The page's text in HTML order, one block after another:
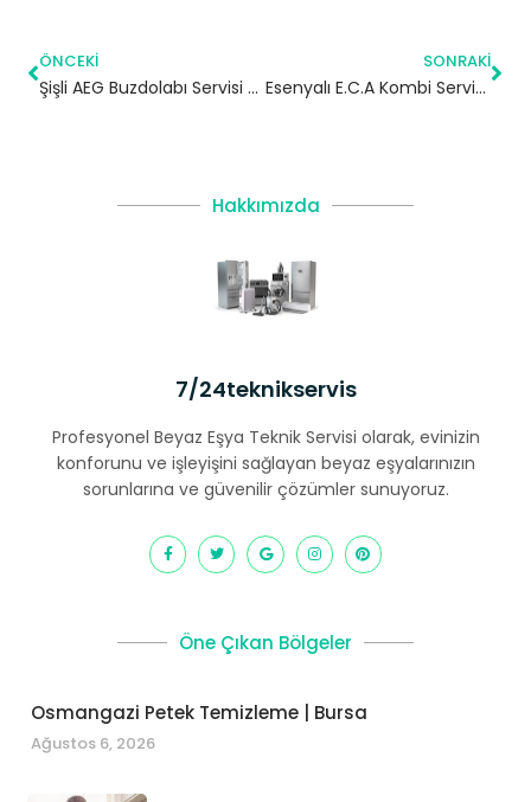
ÖNCEKI
Şişli AEG Buzdolabı Servisi – 7/24 Teknik Servis
SONRAKI
Esenyalı E.C.A Kombi Servisi – Pendik Yetkili Servis
Hakkımızda
7/24teknikservis
Profesyonel Beyaz Eşya Teknik Servisi olarak, evinizin
konforunu ve işleyişini sağlayan beyaz eşyalarınızın
sorunlarına ve güvenilir çözümler sunuyoruz.
Öne Çıkan Bölgeler
Osmangazi Petek Temizleme | Bursa
Ağustos 6, 2026